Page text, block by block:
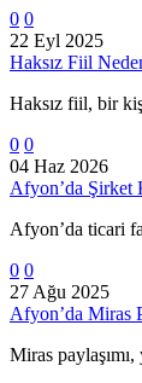
0 0
22 Eyl 2025
Haksız Fiil
Haksız fiil, bir
0 0
04 Haz 2026
Afyon’da Şirket
Afyon’da ticari
0 0
27 Ağu 2025
Afyon’da Miras
Miras